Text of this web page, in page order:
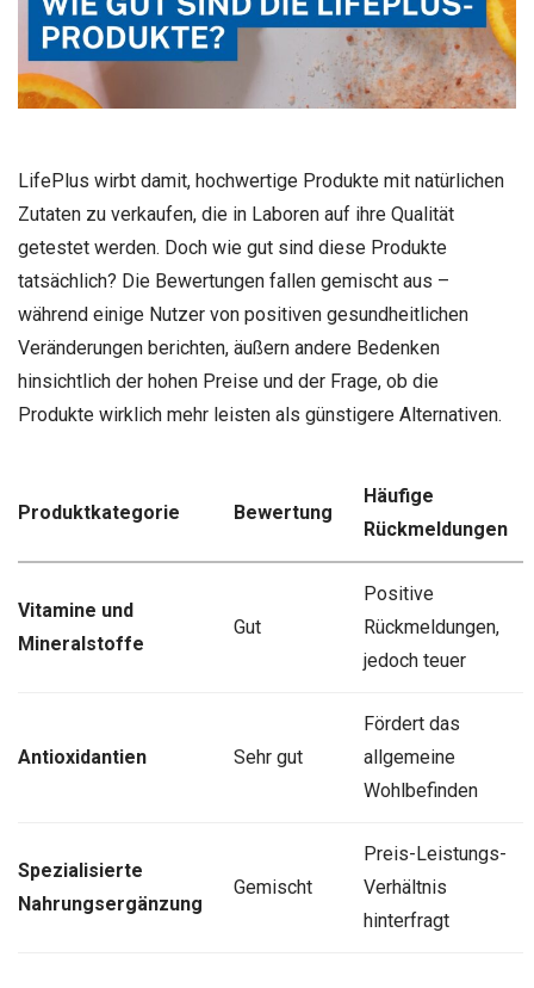
LifePlus wirbt damit, hochwertige Produkte mit natürlichen
Zutaten zu verkaufen, die in Laboren auf ihre Qualität
getestet werden. Doch wie gut sind diese Produkte
tatsächlich? Die Bewertungen fallen gemischt aus –
während einige Nutzer von positiven gesundheitlichen
Veränderungen berichten, äußern andere Bedenken
hinsichtlich der hohen Preise und der Frage, ob die
Produkte wirklich mehr leisten als günstigere Alternativen.
Produktkategorie Bewertung
Häufige
Rückmeldungen
Vitamine und
Mineralstoffe
Gut
Positive
Rückmeldungen,
jedoch teuer
Antioxidantien Sehr gut
Fördert das
allgemeine
Wohlbefinden
Spezialisierte
Nahrungsergänzung
Gemischt
Preis-Leistungs-
Verhältnis
hinterfragt